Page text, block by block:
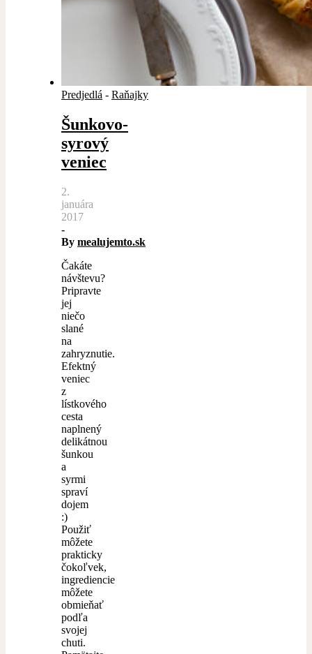
Predjedlá - Raňajky
Šunkovo-
syrový
veniec
2.
januára
2017
-
By mealujemto.sk
Čakáte
návštevu?
Pripravte
jej
niečo
slané
na
zahryznutie.
Efektný
veniec
z
lístkového
cesta
naplnený
delikátnou
šunkou
a
syrmi
spraví
dojem
:)
Použiť
môžete
prakticky
čokoľvek,
ingrediencie
môžete
obmieňať
podľa
svojej
chuti.